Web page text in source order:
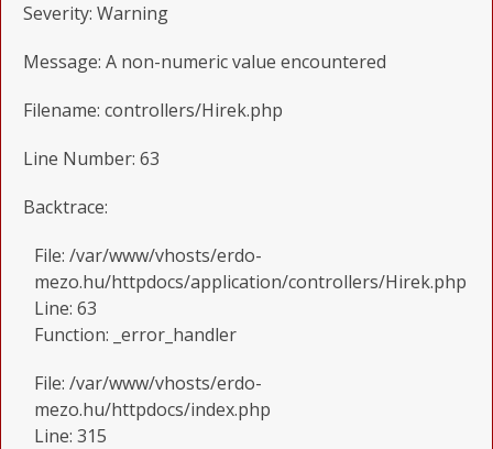
Severity: Warning
Message: A non-numeric value encountered
Filename: controllers/Hirek.php
Line Number: 63
Backtrace:
File: /var/www/vhosts/erdo-
mezo.hu/httpdocs/application/controllers/Hirek.php
Line: 63
Function: _error_handler
File: /var/www/vhosts/erdo-
mezo.hu/httpdocs/index.php
Line: 315